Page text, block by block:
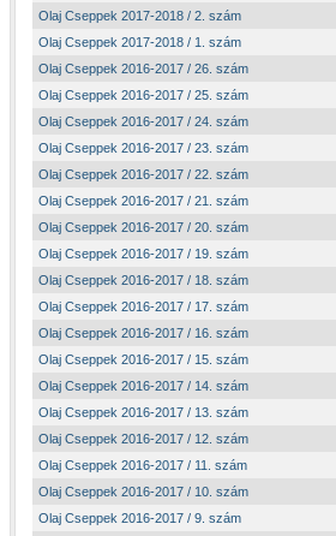
Olaj Cseppek 2017-2018 / 2. szám
Olaj Cseppek 2017-2018 / 1. szám
Olaj Cseppek 2016-2017 / 26. szám
Olaj Cseppek 2016-2017 / 25. szám
Olaj Cseppek 2016-2017 / 24. szám
Olaj Cseppek 2016-2017 / 23. szám
Olaj Cseppek 2016-2017 / 22. szám
Olaj Cseppek 2016-2017 / 21. szám
Olaj Cseppek 2016-2017 / 20. szám
Olaj Cseppek 2016-2017 / 19. szám
Olaj Cseppek 2016-2017 / 18. szám
Olaj Cseppek 2016-2017 / 17. szám
Olaj Cseppek 2016-2017 / 16. szám
Olaj Cseppek 2016-2017 / 15. szám
Olaj Cseppek 2016-2017 / 14. szám
Olaj Cseppek 2016-2017 / 13. szám
Olaj Cseppek 2016-2017 / 12. szám
Olaj Cseppek 2016-2017 / 11. szám
Olaj Cseppek 2016-2017 / 10. szám
Olaj Cseppek 2016-2017 / 9. szám